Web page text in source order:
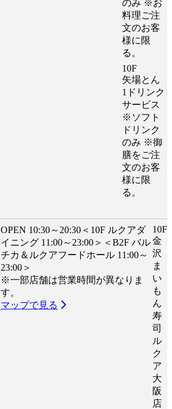
のみ ※お
料理ご注
文のお客
様に限
る。
10F
矢場とん
1ドリンク
サービス
※ソフト
ドリンク
のみ ※御
膳をご注
文のお客
様に限
る。
OPEN 10:30～20:30＜10F ルクアダ
イニング 11:00～23:00＞＜B2F バル
チカ＆ルクアフードホール 11:00～
23:00＞
※一部店舗は営業時間が異なりま
す。
マップで見る
10F
金
沢
ま
い
も
ん
寿
司
ル
ク
ア
大
阪
店